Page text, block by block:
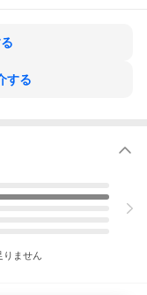
込め! 」が下半身トレ
●階段は尻を使って上
する
りません